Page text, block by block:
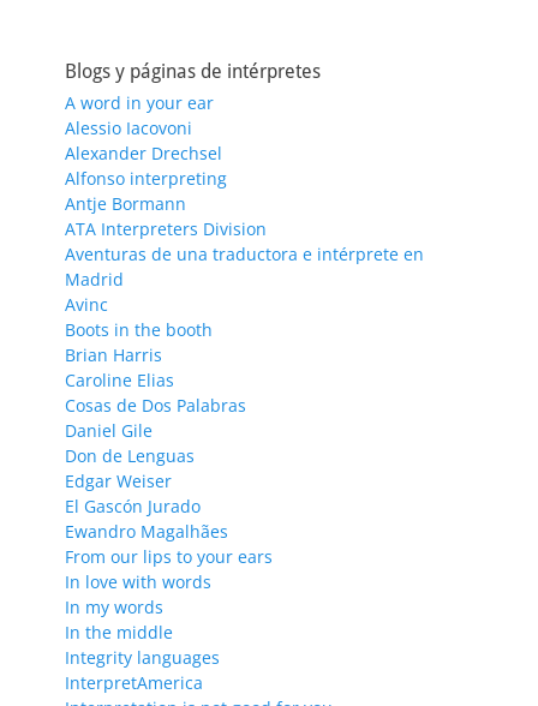
Blogs y páginas de intérpretes
A word in your ear
Alessio Iacovoni
Alexander Drechsel
Alfonso interpreting
Antje Bormann
ATA Interpreters Division
Aventuras de una traductora e intérprete en
Madrid
Avinc
Boots in the booth
Brian Harris
Caroline Elias
Cosas de Dos Palabras
Daniel Gile
Don de Lenguas
Edgar Weiser
El Gascón Jurado
Ewandro Magalhães
From our lips to your ears
In love with words
In my words
In the middle
Integrity languages
InterpretAmerica